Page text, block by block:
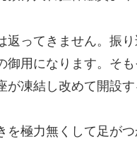
返ってきません。振
御用になります。そ
が凍結し改めて開設
を極力無くして足が